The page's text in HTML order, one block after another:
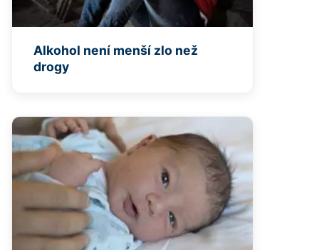
Alkohol není menší zlo než
drogy